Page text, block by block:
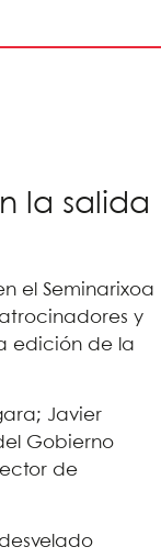
la salida
el Seminarixoa
y
edición de la
Javier
Gobierno
de